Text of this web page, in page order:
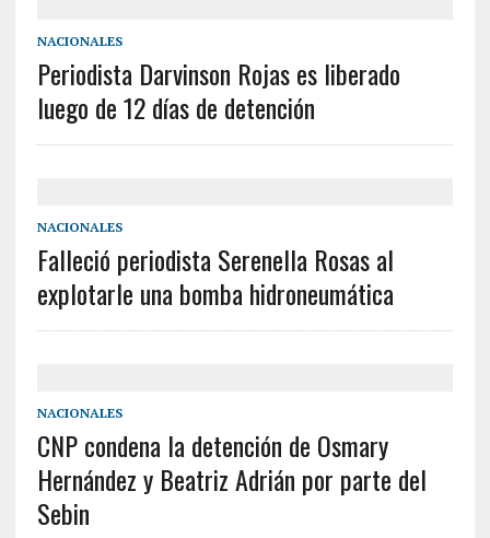
NACIONALES
Periodista Darvinson Rojas es liberado
luego de 12 días de detención
NACIONALES
Falleció periodista Serenella Rosas al
explotarle una bomba hidroneumática
NACIONALES
CNP condena la detención de Osmary
Hernández y Beatriz Adrián por parte del
Sebin